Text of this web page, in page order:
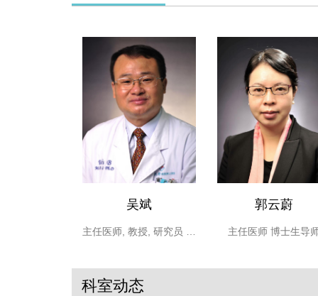
吴斌
主任医师, 教授, 研究员 博士生导师
郭云蔚
主任医师 博士生导
科室动态